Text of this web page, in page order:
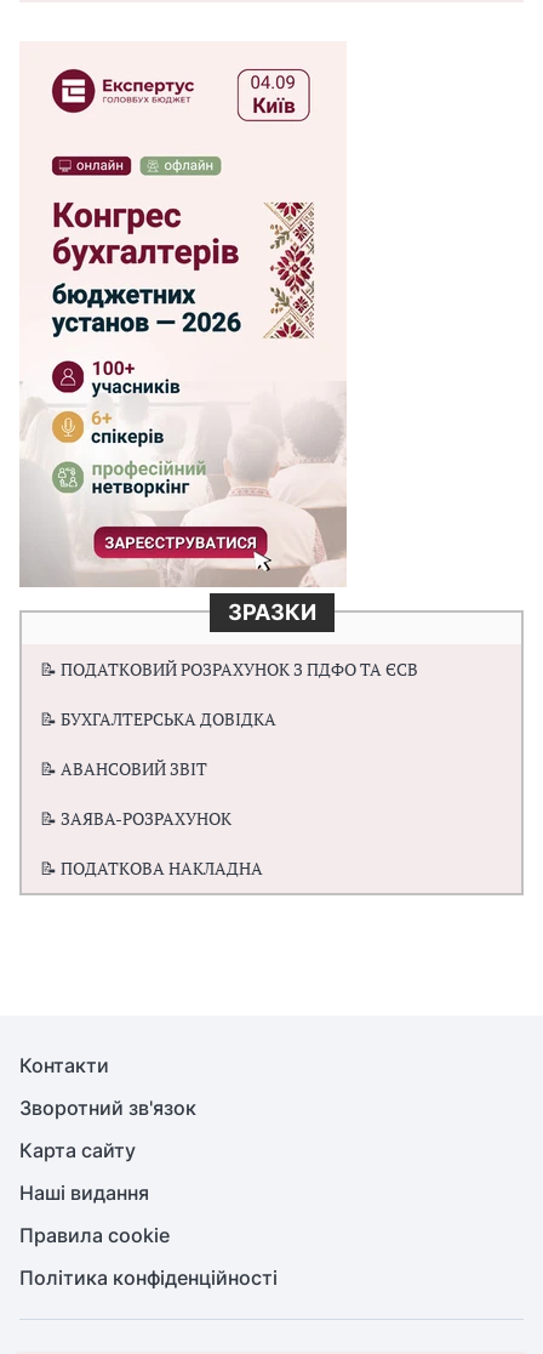
ЗРАЗКИ
📝 ПОДАТКОВИЙ РОЗРАХУНОК З ПДФО ТА ЄСВ
📝 БУХГАЛТЕРСЬКА ДОВІДКА
📝 АВАНСОВИЙ ЗВІТ
📝 ЗАЯВА-РОЗРАХУНОК
📝 ПОДАТКОВА НАКЛАДНА
Контакти
Зворотний зв'язок
Карта сайту
Наші видання
Правила cookie
Політика конфіденційності